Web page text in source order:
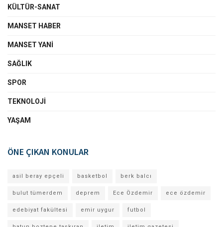
KÜLTÜR-SANAT
MANSET HABER
MANSET YANI
SAĞLIK
SPOR
TEKNOLOJI
YAŞAM
ÖNE ÇIKAN KONULAR
asil beray epçeli basketbol berk balcı
bulut tümerdem deprem Ece Özdemir ece özdemir
edebiyat fakültesi emir uygur futbol